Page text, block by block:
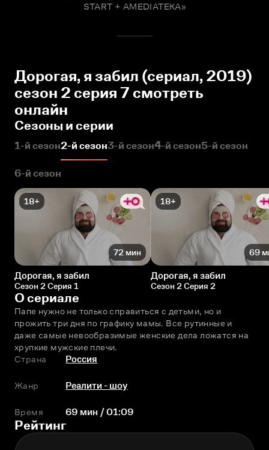
START + AMEDIATEKA»
Дорогая, я забил (сериал, 2019)
сезон 2 серия 7 смотреть
онлайн
Сезоны и серии
1-й сезон2-й сезон3-й сезон4-й сезон5-й сезон
6-й сезон
18+
72 мин
Дорогая, я забил
Сезон 2 Серия 1
18+
69
Дорогая, я забил
Сезон 2 Серия 2
О сериале
Папе нужно не только справиться с детьми, но и
прожить три дня по графику мамы. Все рутинные и
даже самые невообразимые женские дела ложатся на
хрупкие мужские плечи.
Страна
Россия
Жанр Реалити - шоу
Время 69 мин / 01:09
Рейтинг